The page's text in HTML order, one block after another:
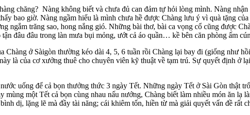
chăng? Nàng không biết và chưa đủ can đảm tự hỏi lòng mình. Nàng nhận
bao giờ. Nàng ngầm hiểu là mình chưa hề được Chàng lưu ý vì quà tặng
ngắm trăng sao, hong nắng gió. Những bài thơ, bài ca vọng cổ cũng được
đâu đâu trong làn mưa bụi mỏng, ướt cả áo quần… kề bên căn phòng ấm
ở Sàigòn thường kéo dài 4, 5, 6 tuần rồi Chàng lại bay đi (giống như
là của cơ xưởng thuê cho chuyên viên kỹ thuật về tạm trú. Sự quyết định ở
uống để cả bọn thưởng thức 3 ngày Tết. Những ngày Tết ở Sài Gòn thật
một Tết cả bọn cùng nhau nấu nướng, Chàng biết làm nhiều món ăn lạ
dị, lặng lẽ mà đầy tài năng; cái khiêm tốn, hiền từ mà giải quyết vấn đề rất